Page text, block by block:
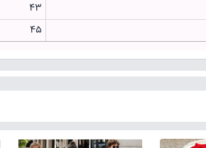
۴۳
۴۵